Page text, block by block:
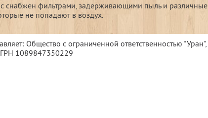
снабжен фильтрами, задерживающими пыль и различные
не попадают в воздух.
Общество с ограниченной ответственностью "Уран",
1089847350229